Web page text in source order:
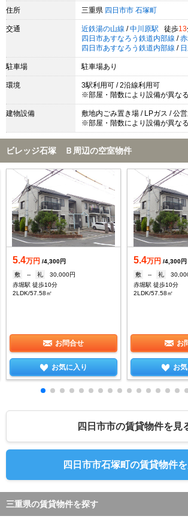
住所 三重県 四日市市 石塚町
交通 近鉄湯の山線 / 中川原駅 徒歩13
四日市あすなろう鉄道内部線 /
四日市あすなろう鉄道内部線 /
駐車場 駐車場あり
環境
3駅利用可 / 2沿線利用可
※部屋・階数により設備が異な
建物設備
敷地内ごみ置き場 / LPガス / 公
※部屋・階数により設備が異な
ビレッジ石塚 Ｂ周辺の空室物件
5.4万円 /4,300円
敷
-- 礼
30,000円
赤堀駅 徒歩10分
2LDK/57.58㎡
お問合せ
お気に入り
5.4万円 /4,300円
敷
-- 礼
赤堀駅 徒歩10分
2LDK/57.58㎡
お
お
四日市市の賃貸物件を見
四日市市石塚町の賃貸物件
三重県の賃貸物件を探す